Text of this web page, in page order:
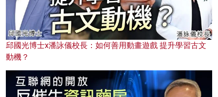
邱國光博士x潘詠儀校長：如何善用動畫遊戲 提升學習古文
動機？